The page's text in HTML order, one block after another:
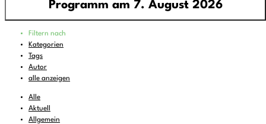
Programm am 7. August 2026
06:00
07:00 - 08:00
08:00
08:30
Filtern nach
Kategorien
Tags
Autor
alle anzeigen
Alle
Aktuell
Allgemein